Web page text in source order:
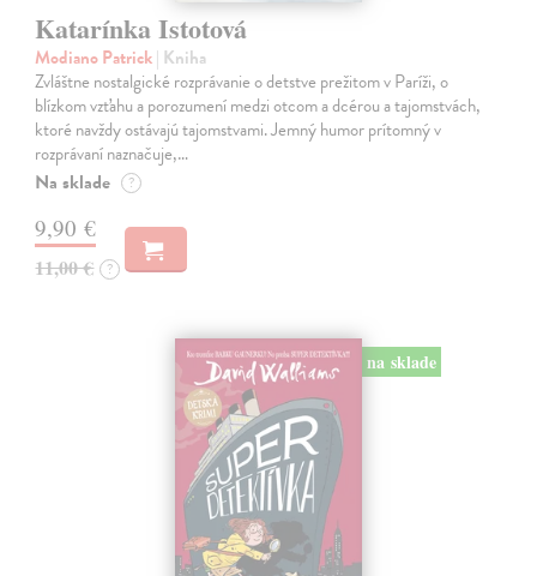
Katarínka Istotová
Modiano Patrick| Kniha
Zvláštne nostalgické rozprávanie o detstve prežitom v Paríži, o
blízkom vzťahu a porozumení medzi otcom a dcérou a tajomstvách,
ktoré navždy ostávajú tajomstvami. Jemný humor prítomný v
rozprávaní naznačuje,…
Na sklade ?
9,90 €
11,00 € ?
na sklade